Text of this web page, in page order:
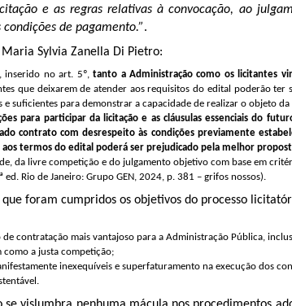
e as regras relativas à convocação, ao
de pagamento.”.
Sylvia Zanella Di Pietro:
inserido no art. 5º,tanto a Administração como os licitantes
que deixarem de atender aos requisitos do edital poderão ter
suficientes para demonstrar a capacidade de realizar o objeto
para participar da licitação e as cláusulas essenciais do
contrato com desrespeito às condições previamente
termos do edital poderá ser prejudicado pela melhor
da livre competição e do julgamento objetivo com base em
Rio de Janeiro: Grupo GEN, 2024, p. 381 – grifos nossos).
foram cumpridos os objetivos do processo
contratação mais vantajoso para a Administração Pública,
como a justa competição;
inexequíveis e superfaturamento na execução dos